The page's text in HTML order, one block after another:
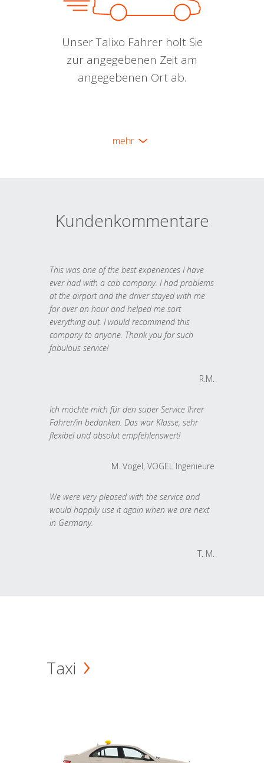
Unser Talixo Fahrer holt Sie
zur angegebenen Zeit am
angegebenen Ort ab.
mehr
Kundenkommentare
This was one of the best experiences I have
ever had with a cab company. I had problems
at the airport and the driver stayed with me
for over an hour and helped me sort
everything out. I would recommend this
company to anyone. Thank you for such
fabulous service!
R.M.
Ich möchte mich für den super Service Ihrer
Fahrer/in bedanken. Das war Klasse, sehr
flexibel und absolut empfehlenswert!
M. Vogel, VOGEL Ingenieure
We were very pleased with the service and
would happily use it again when we are next
in Germany.
T. M.
Taxi